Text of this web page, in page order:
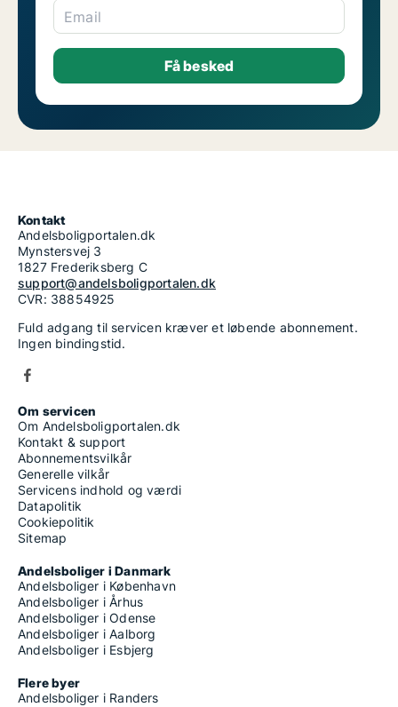
Email
Kontakt
Andelsboligportalen.dk
Mynstersvej 3
1827 Frederiksberg C
support@andelsboligportalen.dk
CVR: 38854925
Fuld adgang til servicen kræver et løbende abonnement.
Ingen bindingstid.
Om servicen
Om Andelsboligportalen.dk
Kontakt & support
Abonnementsvilkår
Generelle vilkår
Servicens indhold og værdi
Datapolitik
Cookiepolitik
Sitemap
Andelsboliger i Danmark
Andelsboliger i København
Andelsboliger i Århus
Andelsboliger i Odense
Andelsboliger i Aalborg
Andelsboliger i Esbjerg
Flere byer
Andelsboliger i Randers